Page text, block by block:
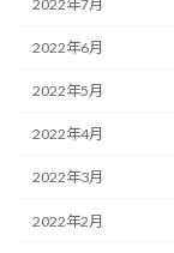
2022年7月
2022年6月
2022年5月
2022年4月
2022年3月
2022年2月